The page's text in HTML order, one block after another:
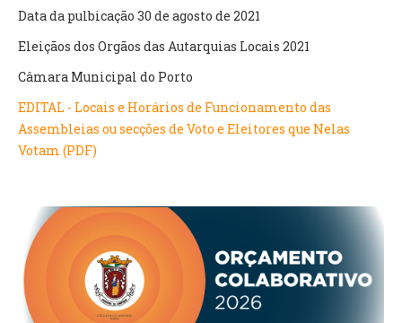
CANÍDEOS
CEMITÉRIO
ATESTADOS
VENDA AMBULANTE
O GABINETE
APOIO AOS DESEMPREGADOS
APOIO ÀS EMPRESAS
OFERTAS DE EMPREGO
CONTACTO E HORÁRIO GIP
Data da pulbicação 30 de agosto de 2021
Eleiçãos dos Orgãos das Autarquias Locais 2021
Câmara Municipal do Porto
EDITAL - Locais e Horários de Funcionamento das
Assembleias ou secções de Voto e Eleitores que Nelas
Votam (PDF)